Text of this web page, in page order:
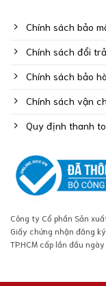
Chính sách bảo
Chính sách đổi
Chính sách bảo
Chính sách vận
Quy định thanh
Công ty Cổ phần Sản
Giấy chứng nhận đăng
TP.HCM cấp lần đầu